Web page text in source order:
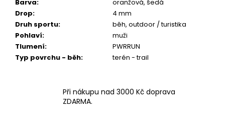
Barva:
oranžová, šedá
Drop:
4 mm
Druh sportu:
běh, outdoor / turistika
Pohlaví:
muži
Tlumení:
PWRRUN
Typ povrchu - běh: terén - trail
Při nákupu nad 3000 Kč doprava
ZDARMA.